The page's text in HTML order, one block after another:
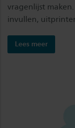
vragenlijst
invullen,
Lees meer